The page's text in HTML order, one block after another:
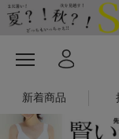
新着商品